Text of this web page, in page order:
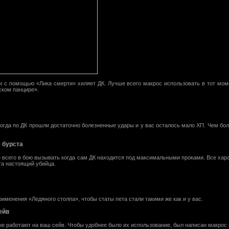
с помощью «Лика смерти» хиляет ДК. Лучше всего макрос использовать в тот
панцире».
по ДК прошли достаточно болезненные удары и у вас осталось мало ХП. Чем
в бою вызывать когда сам ДК находится под максимальными проками. Все
настоящий убийца.
«Ледяного столпа», чтобы статы пета стали такими же как и у вас.
работают на ваш сейв. Чтобы удобнее было их использование, был написан макрос